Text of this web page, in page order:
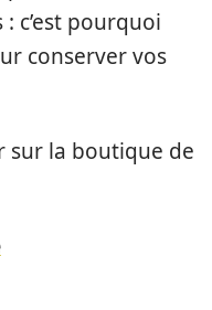
c’est pourquoi
conserver vos
sur la boutique de